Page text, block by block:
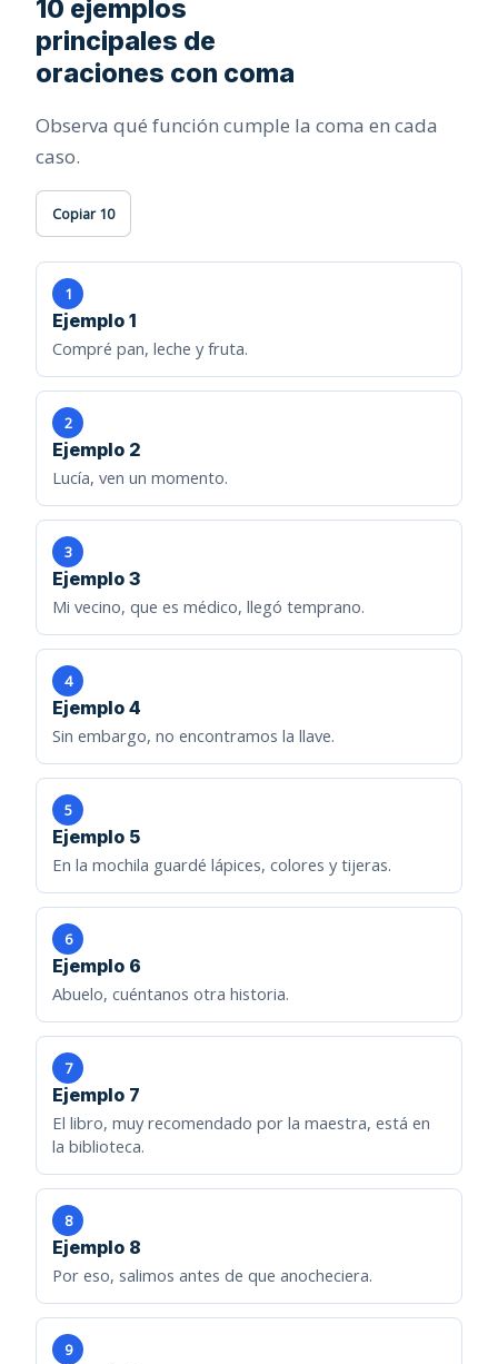
10 ejemplos
principales de
oraciones con coma
Observa qué función cumple la coma en cada
caso.
Copiar 10
1
Ejemplo 1
Compré pan, leche y fruta.
2
Ejemplo 2
Lucía, ven un momento.
3
Ejemplo 3
Mi vecino, que es médico, llegó temprano.
4
Ejemplo 4
Sin embargo, no encontramos la llave.
5
Ejemplo 5
En la mochila guardé lápices, colores y tijeras.
6
Ejemplo 6
Abuelo, cuéntanos otra historia.
7
Ejemplo 7
El libro, muy recomendado por la maestra, está en
la biblioteca.
8
Ejemplo 8
Por eso, salimos antes de que anocheciera.
9